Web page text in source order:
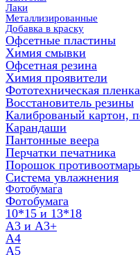
Лаки
Металлизированные
Добавка в краску
Офсетные пластины
Химия смывки
Офсетная резина
Химия проявители
Фототехническая пленка
Восстановитель резины
Калиброваный картон,
Карандаши
Пантонные веера
Перчатки печатника
Порошок
Система увлажнения
Фотобумага
Фотобумага
10*15 и 13*18
A3 и А3+
А4
А5